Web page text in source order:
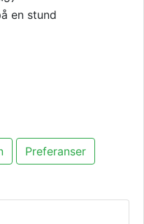
en stund
Preferanser